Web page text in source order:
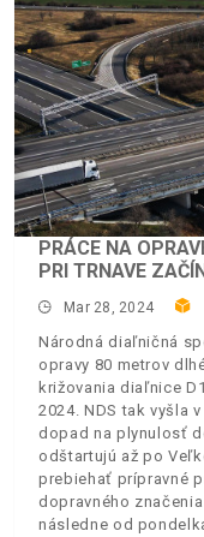
PRÁCE NA
PRI TRNAVE
Mar 28, 2024
Národná diaľničná
opravy 80 metrov
križovania diaľnice
2024. NDS tak vyšla
dopad na plynulosť
odštartujú až po
prebiehať prípravné
dopravného
následne od